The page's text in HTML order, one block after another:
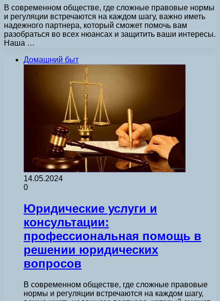
В современном обществе, где сложные правовые нормы
и регуляции встречаются на каждом шагу, важно иметь
надежного партнера, который сможет помочь вам
разобраться во всех нюансах и защитить ваши интересы.
Наша …
Домашний быт
14.05.2024
0
Юридические услуги и
консультации:
профессиональная помощь в
решении юридических
вопросов
В современном обществе, где сложные правовые
нормы и регуляции встречаются на каждом шагу,